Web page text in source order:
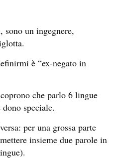
sono un ingegnere,
è “ex-negato in
che parlo 6 lingue
speciale.
per una grossa parte
insieme due parole in